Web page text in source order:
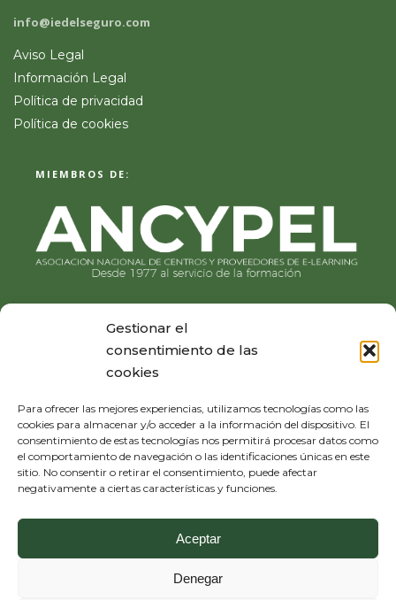
Gestionar el
consentimiento de las
cookies
Para ofrecer las mejores experiencias, utilizamos tecnologías como las
cookies para almacenar y/o acceder a la información del dispositivo. El
consentimiento de estas tecnologías nos permitirá procesar datos como
el comportamiento de navegación o las identificaciones únicas en este
sitio. No consentir o retirar el consentimiento, puede afectar
negativamente a ciertas características y funciones.
Aceptar
Denegar
info@iedelseguro.com
Aviso Legal
Información Legal
Política de privacidad
Política de cookies
MIEMBROS DE: